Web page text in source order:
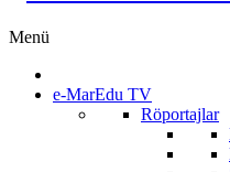
Menü
e-MarEdu TV
Röportajlar